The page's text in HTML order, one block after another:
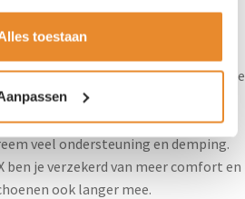
toestaanen voorzien van ESD. De
penetratiebestendige tussenzool
Door de speciaal ontwikkelde
van HAIX voorzien van een
een hoog draagcomfort. HAIX
veel ondersteuning en demping.
ben je verzekerd van meer comfort en
ook langer mee.